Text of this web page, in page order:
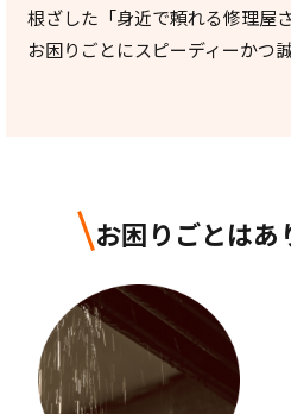
根ざした「身近で頼れる修理屋
お困りごとにスピーディーかつ
お困りごとはあ